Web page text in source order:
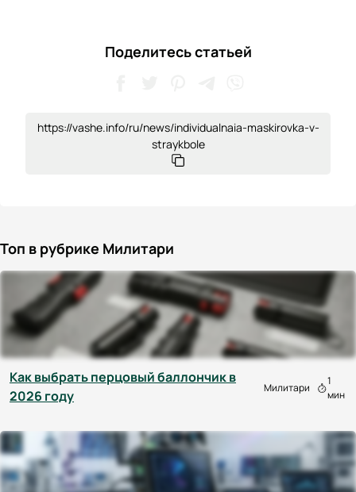
Поделитесь статьей
https://vashe.info/ru/news/individualnaia-maskirovka-v-
straykbole
Топ в рубрике Милитари
Как выбрать перцовый баллончик в
2026 году
Милитари
1
мин